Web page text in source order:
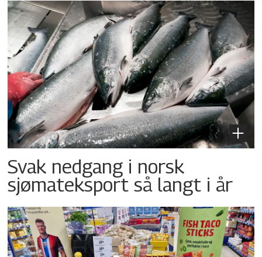
Svak nedgang i norsk
sjømateksport så langt i år